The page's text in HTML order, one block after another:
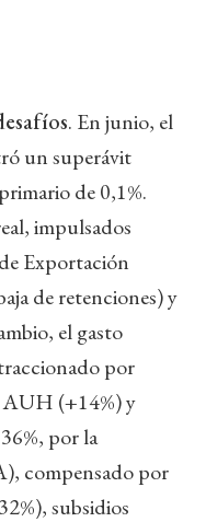
. En junio, el
un superávit
de 0,1%.
impulsados
Exportación
de retenciones) y
el gasto
por
AUH (+14%) y
por la
compensado por
subsidios